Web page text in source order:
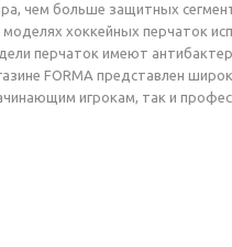
чем больше защитных
хоккейных перчаток
перчаток имеют
FORMA представлен
игрокам, так и